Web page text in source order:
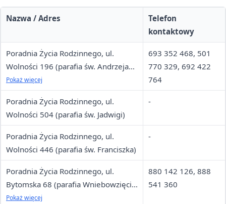
Nazwa / Adres
Telefon
kontaktowy
Poradnia Życia Rodzinnego, ul.
Wolności 196 (parafia św. Andrzeja
Apostoła)
Pokaż więcej
693 352 468, 501
770 329, 692 422
764
Poradnia Życia Rodzinnego, ul.
Wolności 504 (parafia św. Jadwigi)
-
Poradnia Życia Rodzinnego, ul.
Wolności 446 (parafia św. Franciszka)
-
Poradnia Życia Rodzinnego, ul.
Bytomska 68 (parafia Wniebowzięcia
NMP)
Pokaż więcej
880 142 126, 888
541 360